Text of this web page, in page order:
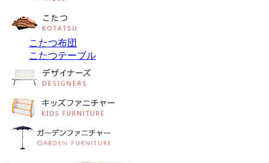
こたつ布団
こたつテーブル